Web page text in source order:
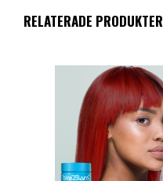
RELATERADE PRODUKTER